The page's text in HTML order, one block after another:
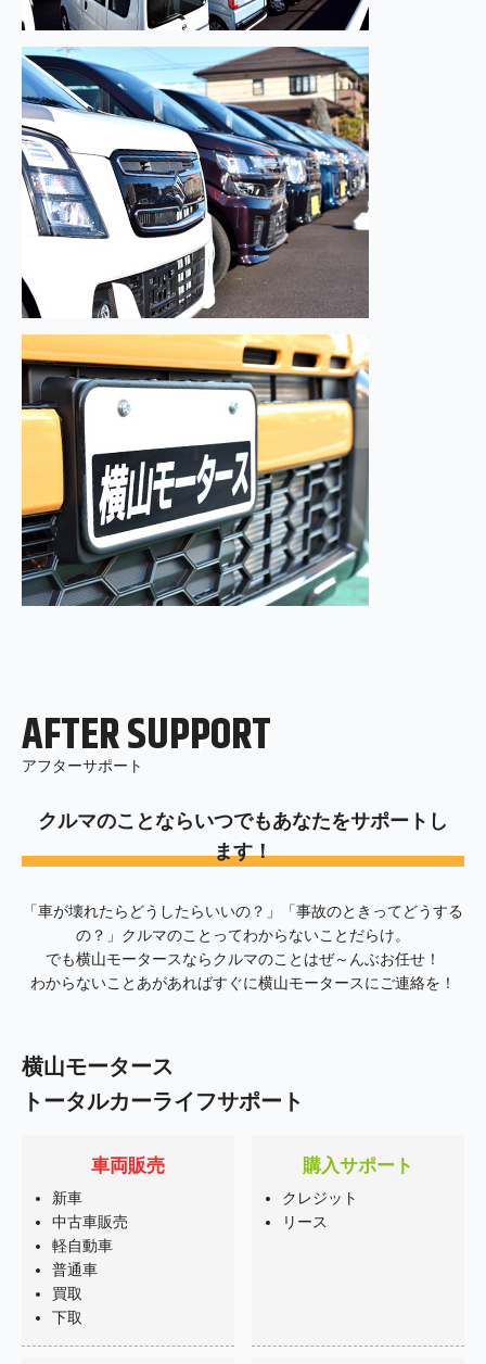
AFTER SUPPORT
アフターサポート
クルマのことならいつでもあなたをサポートし
ます！
「車が壊れたらどうしたらいいの？」「事故のときってどうする
の？」クルマのことってわからないことだらけ。
でも横山モータースならクルマのことはぜ～んぶお任せ！
わからないことあがあればすぐに横山モータースにご連絡を！
横山モータース
トータルカーライフサポート
車両販売
新車
中古車販売
軽自動車
普通車
買取
下取
購入サポート
クレジット
リース